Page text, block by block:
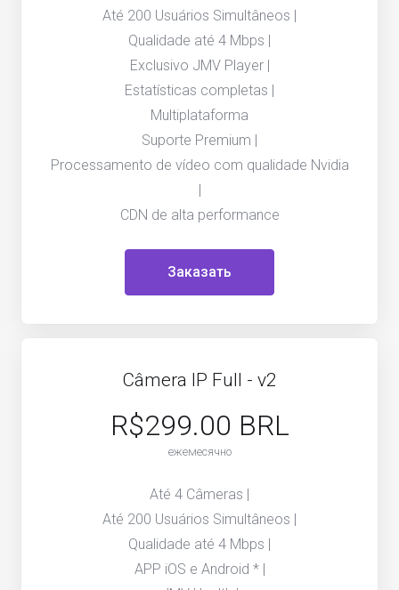
Até 200 Usuários Simultâneos |
Qualidade até 4 Mbps |
Exclusivo JMV Player |
Estatísticas completas |
Multiplataforma
Suporte Premium |
Processamento de vídeo com qualidade Nvidia
|
CDN de alta performance
Заказать
Câmera IP Full - v2
R$299.00 BRL
ежемесячно
Até 4 Câmeras |
Até 200 Usuários Simultâneos |
Qualidade até 4 Mbps |
APP iOS e Android * |